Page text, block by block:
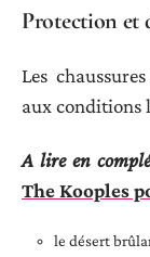
Protection et
Les
aux conditions
A lire en
The Kooples
le désert